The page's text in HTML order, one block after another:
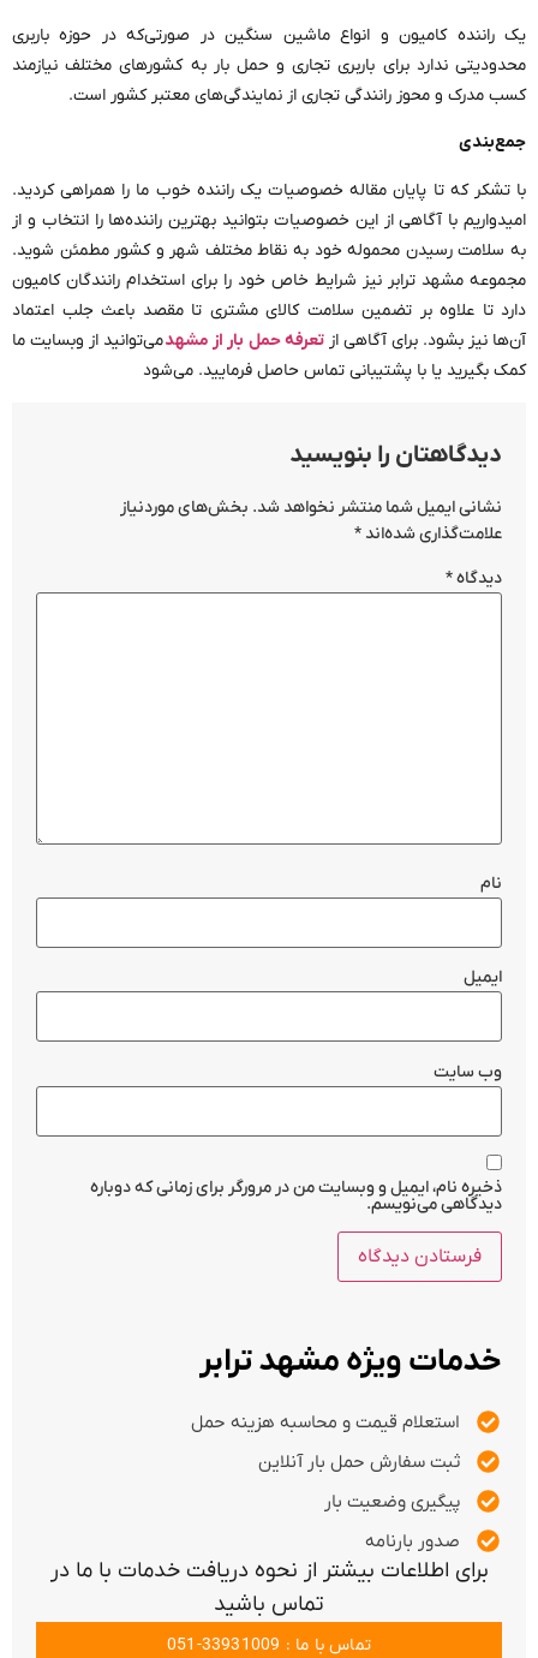
یک راننده کامیون و انواع ماشین سنگین در صورتی‌که در حوزه باربری
محدودیتی ندارد برای باربری تجاری و حمل بار به کشورهای مختلف نیازمند
کسب مدرک و محوز رانندگی تجاری از نمایندگی‌های معتبر کشور است.
جمع‌بندی
با تشکر که تا پایان مقاله خصوصیات یک راننده خوب ما را همراهی کردید.
امیدواریم با آگاهی از این خصوصیات بتوانید بهترین راننده‌ها را انتخاب و از
به سلامت رسیدن محموله خود به نقاط مختلف شهر و کشور مطمئن شوید.
مجموعه مشهد ترابر نیز شرایط خاص خود را برای استخدام رانندگان کامیون
دارد تا علاوه بر تضمین سلامت کالای مشتری تا مقصد باعث جلب اعتماد
آ‌ن‌ها نیز بشود. برای آگاهی ازتعرفه حمل بار از مشهدمی‌توانید از وبسایت ما
کمک بگیرید یا با پشتیبانی تماس حاصل فرمایید. می‌شود
دیدگاهتان را بنویسید
نشانی ایمیل شما منتشر نخواهد شد. بخش‌های موردنیاز
علامت‌گذاری شده‌اند *
دیدگاه*
نام
ایمیل
وب‌ سایت
ذخیره نام، ایمیل و وبسایت من در مرورگر برای زمانی که دوباره
دیدگاهی می‌نویسم.
خدمات ویژه مشهد ترابر
استعلام قیمت و محاسبه هزینه حمل
ثبت سفارش حمل بار آنلاین
پیگیری وضعیت بار
صدور بارنامه
برای اطلاعات بیشتر از نحوه دریافت خدمات با ما در
تماس باشید
تماس با ما : 33931009-051